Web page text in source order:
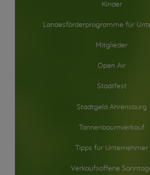
Kinder
Landesförderprogramme für
Mitglieder
Open Air
Stadtfest
Stadtgeld Ahrensburg
Tannenbaumverkauf
Tipps für Unternehmer
Verkaufsoffene